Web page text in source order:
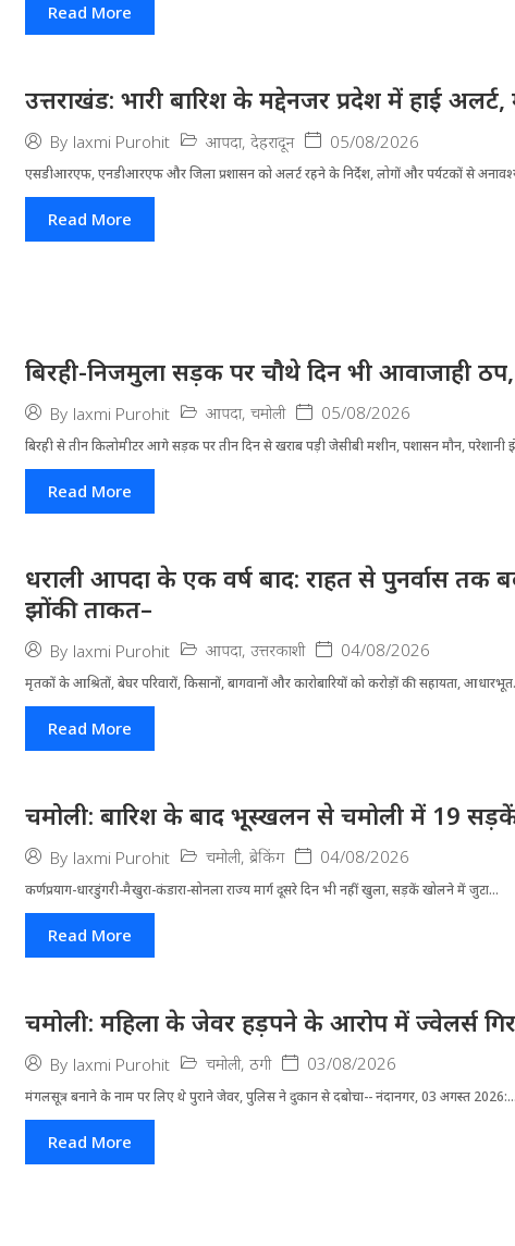
Read More
उत्तराखंड: भारी बारिश के मद्देनजर प्रदेश में हाई
By laxmi Purohit आपदा, देहरादून 05/08/2026
एसडीआरएफ, एनडीआरएफ और जिला प्रशासन को अलर्ट रहने के निर्देश, लोगों और पर्यटकों से
Read More
बिरही-निजमुला सड़क पर चौथे दिन भी आवाजाही
By laxmi Purohit आपदा, चमोली 05/08/2026
बिरही से तीन किलोमीटर आगे सड़क पर तीन दिन से खराब पड़ी जेसीबी मशीन, पशासन मौन,
Read More
धराली आपदा के एक वर्ष बाद: राहत से पुनर्वास तक
झोंकी ताकत–
By laxmi Purohit आपदा, उत्तरकाशी 04/08/2026
मृतकों के आश्रितों, बेघर परिवारों, किसानों, बागवानों और कारोबारियों को करोड़ों की सहायता,
Read More
चमोली: बारिश के बाद भूस्खलन से चमोली में 19 सड़कें
By laxmi Purohit चमोली, ब्रेकिंग 04/08/2026
कर्णप्रयाग-धारडुंगरी-मैखुरा-कंडारा-सोनला राज्य मार्ग दूसरे दिन भी नहीं खुला, सड़कें खोलने में जुटा...
Read More
चमोली: महिला के जेवर हड़पने के आरोप में ज्वेलर्स
By laxmi Purohit चमोली, ठगी 03/08/2026
मंगलसूत्र बनाने के नाम पर लिए थे पुराने जेवर, पुलिस ने दुकान से दबोचा-- नंदानगर, 03 अगस्त 2026:...
Read More